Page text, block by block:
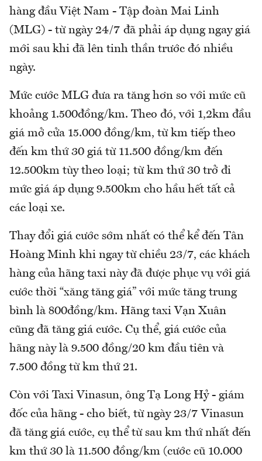
hàng đầu Việt Nam - Tập đoàn Mai Linh
(MLG) - từ ngày 24/7 đã phải áp dụng ngay giá
mới sau khi đã lên tinh thần trước đó nhiều
ngày.
Mức cước MLG đưa ra tăng hơn so với mức cũ
khoảng 1.500đồng/km. Theo đó, với 1,2km đầu
giá mở cửa 15.000 đồng/km, từ km tiếp theo
đến km thứ 30 giá từ 11.500 đồng/km đến
12.500km tùy theo loại; từ km thứ 30 trở đi
mức giá áp dụng 9.500km cho hầu hết tất cả
các loại xe.
Thay đổi giá cước sớm nhất có thể kể đến Tân
Hoàng Minh khi ngay từ chiều 23/7, các khách
hàng của hãng taxi này đã được phục vụ với giá
cước thời “xăng tăng giá” với mức tăng trung
bình là 800đồng/km. Hãng taxi Vạn Xuân
cũng đã tăng giá cước. Cụ thể, giá cước của
hãng này là 9.500 đồng/20 km đầu tiên và
7.500 đồng từ km thứ 21.
Còn với Taxi Vinasun, ông Tạ Long Hỷ - giám
đốc của hãng - cho biết, từ ngày 23/7 Vinasun
đã tăng giá cước, cụ thể từ sau km thứ nhất đến
km thứ 30 là 11.500 đồng/km (cước cũ 10.000